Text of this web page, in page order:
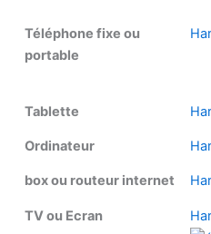
Téléphone fixe ou
portable
Tablette
Ordinateur
box ou routeur internet
TV ou Ecran